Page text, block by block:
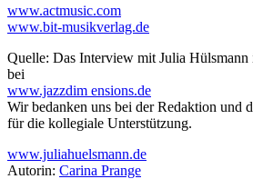
www.actmusic.com
www.bit-musikverlag.de
Quelle: Das Interview mit Julia Hülsmann
bei
www.jazzdim ensions.de
Wir bedanken uns bei der Redaktion und
für die kollegiale Unterstützung.
www.juliahuelsmann.de
Autorin: Carina Prange